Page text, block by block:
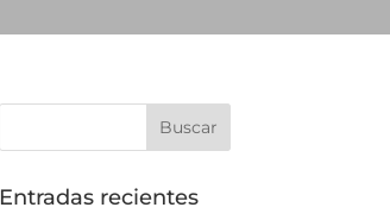
Entradas recientes